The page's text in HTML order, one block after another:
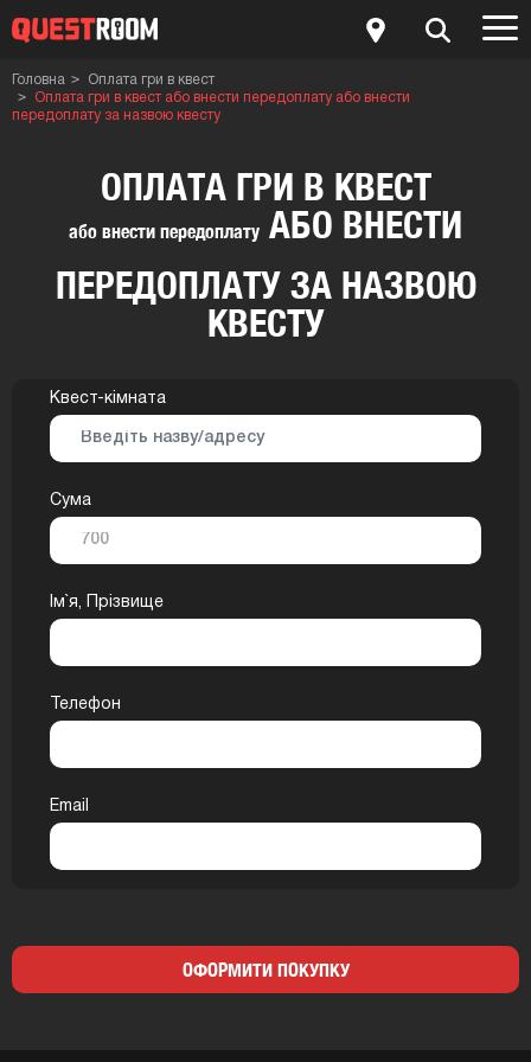
Головна
Оплата гри в квест
Оплата гри в квест або внести передоплату або внести
передоплату за назвою квесту
ОПЛАТА ГРИ В КВЕСТ
або внести передоплату АБО ВНЕСТИ
ПЕРЕДОПЛАТУ ЗА НАЗВОЮ
КВЕСТУ
Квест-кімната
Сума
Ім`я, Прізвище
Телефон
Email
ОФОРМИТИ ПОКУПКУ